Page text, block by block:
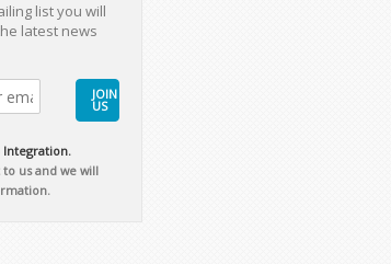
list you will
latest news
JOIN
US
Integration.
us and we will